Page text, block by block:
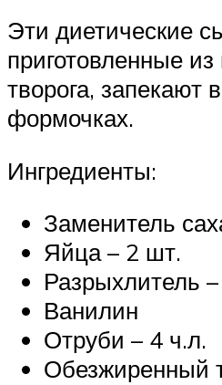
Эти диетические
приготовленные
творога, запекают
формочках.
Ингредиенты:
Заменитель
Яйца – 2 шт.
Разрыхлитель –
Ванилин
Отруби – 4 ч.л.
Обезжиренный